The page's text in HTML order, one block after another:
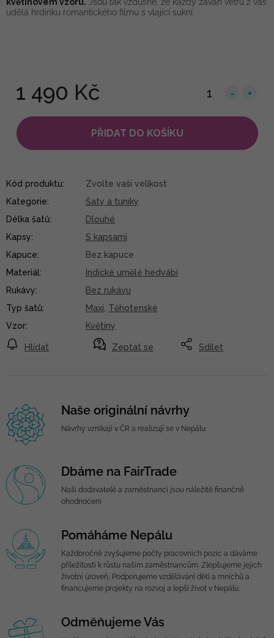
1 490 Kč
PŘIDAT DO KOŠÍKU
udělá hrdinku romantického filmu s vlající sukní.
Zeptat se
Hlídat Sdílet
Kód produktu:
Zvolte vaši velikost
Kategorie:
Šaty a tuniky
Délka šatů:
Dlouhé
Kapsy:
S kapsami
Kapuce:
Bez kapuce
Materiál:
Indické umělé hedvábí
Rukávy:
Bez rukávu
Typ šatů: Maxi Těhotenské
Vzor: Květiny
Naše originální návrhy
Návrhy vznikají v ČR a realizují se v Nepálu
Dbáme na FairTrade
Naši dodavatelé a zaměstnanci jsou náležitě finančně
ohodnoceni
Pomáháme Nepálu
Každoročně zvyšujeme počty pracovních pozic a dáváme
příležitosti k růstu našim zaměstnancům. Zlepšujeme jejich
životní úroveň, Podporujeme vzdělávání dětí a mnichů a
financujeme projekty na rozvoj a lepší život v Nepálu.
Odměňujeme Vás